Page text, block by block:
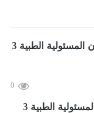
0
الحكومة: مد المدة المحددة بالمادة الثانية من قانون المسئولية الطبية 3